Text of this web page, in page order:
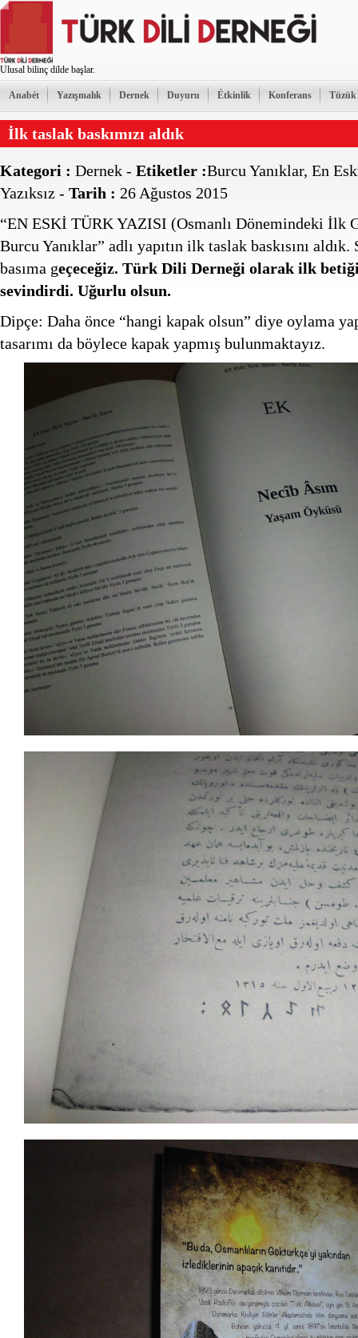
Ulusal bilinç dilde başlar.
Anabét Yazışmalık Dernek Duyuru Étkinlik Konferans Tüzük
İlk taslak baskımızı aldık
Kategori : Dernek - Etiketler :Burcu Yanıklar, En
Yazıksız - Tarih : 26 Ağustos 2015
“EN ESKİ TÜRK YAZISI (Osmanlı Dönemindeki İlk
Burcu Yanıklar” adlı yapıtın ilk taslak baskısını
basıma geçeceğiz. Türk Dili Derneği olarak ilk
sevindirdi. Uğurlu olsun.
Dipçe: Daha önce “hangi kapak olsun” diye oylama
tasarımı da böylece kapak yapmış bulunmaktayız.